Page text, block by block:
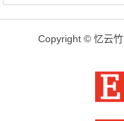
Copyright © 忆云竹